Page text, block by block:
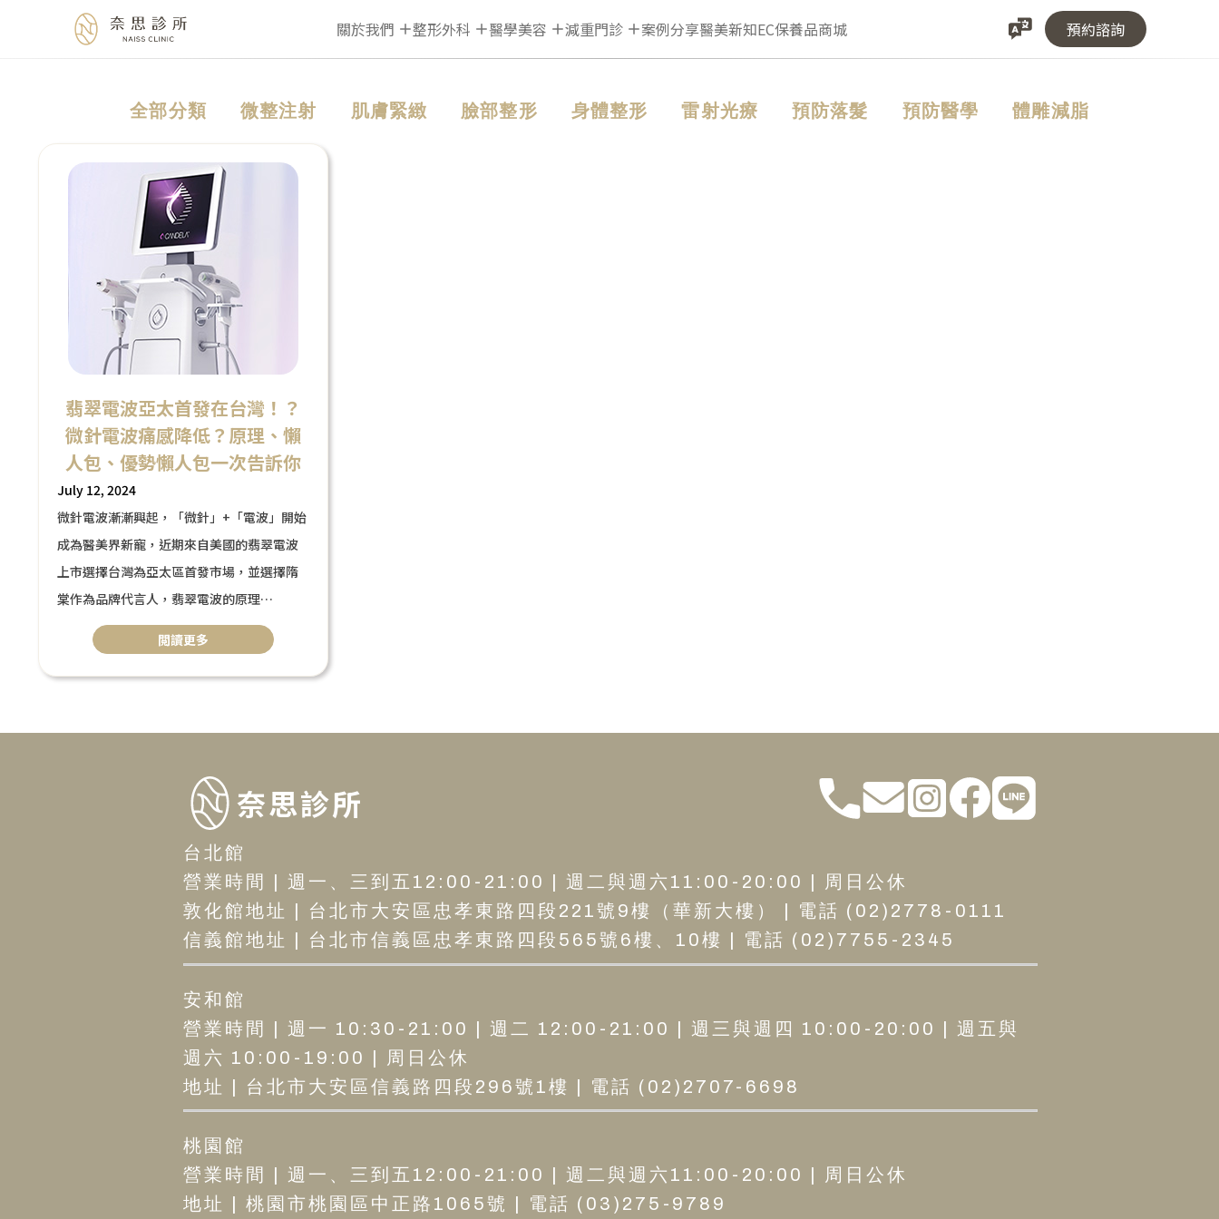
關於我們 整形外科 醫學美容 減重門診 案例分享醫美新知EC保養品商城 預約諮詢
全部分類 微整注射 肌膚緊緻 臉部整形 身體整形 雷射光療 預防落髮 預防醫學 體雕減脂
翡翠電波亞太首發在台灣！？
微針電波痛感降低？原理、懶
人包、優勢懶人包一次告訴你
July 12, 2024
微針電波漸漸興起，「微針」+「電波」開始
成為醫美界新寵，近期來自美國的翡翠電波
上市選擇台灣為亞太區首發市場，並選擇隋
棠作為品牌代言人，翡翠電波的原理
到底是甚麼？優勢又有哪些？跟傳統電波有
甚麼不一樣？懶人包一次告訴你
閲讀更多
奈思診所
台北館
營業時間 | 週一、三到五12:00-21:00 | 週二與週六11:00-20:00 | 周日公休
敦化館地址 | 台北市大安區忠孝東路四段221號9樓（華新大樓） | 電話 (02)2778-0111
信義館地址 | 台北市信義區忠孝東路四段565號6樓、10樓 | 電話 (02)7755-2345
安和館
營業時間 | 週一 10:30-21:00 | 週二 12:00-21:00 | 週三與週四 10:00-20:00 | 週五與
週六 10:00-19:00 | 周日公休
地址 | 台北市大安區信義路四段296號1樓 | 電話 (02)2707-6698
桃園館
營業時間 | 週一、三到五12:00-21:00 | 週二與週六11:00-20:00 | 周日公休
地址 | 桃園市桃園區中正路1065號 | 電話 (03)275-9789